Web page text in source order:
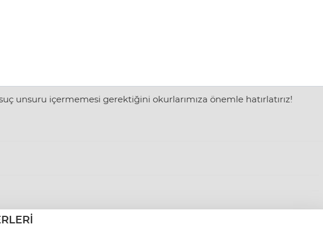
unsuru içermemesi gerektiğini okurlarımıza önemle hatırlatırız!